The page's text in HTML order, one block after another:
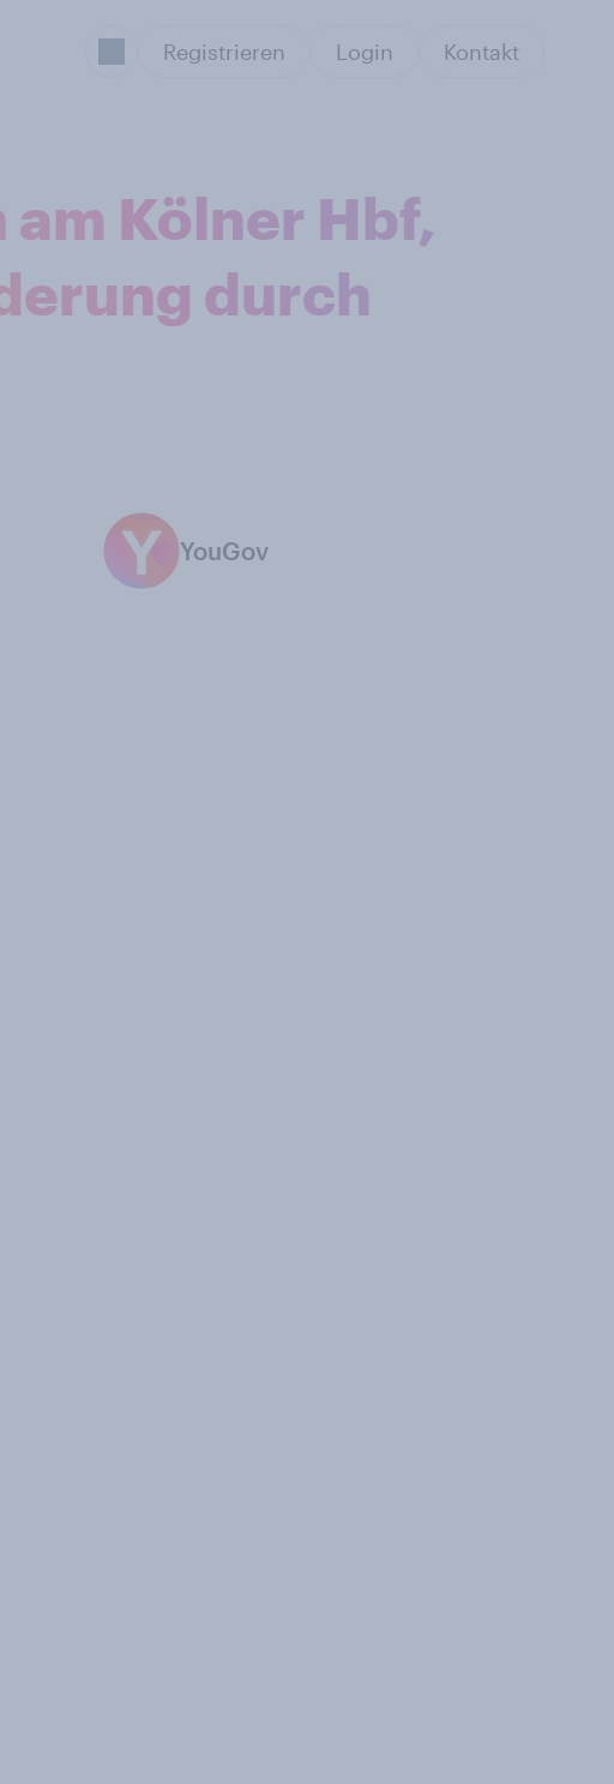
Registrieren Login Kontakt
Kölner Hbf,
durch
YouGov